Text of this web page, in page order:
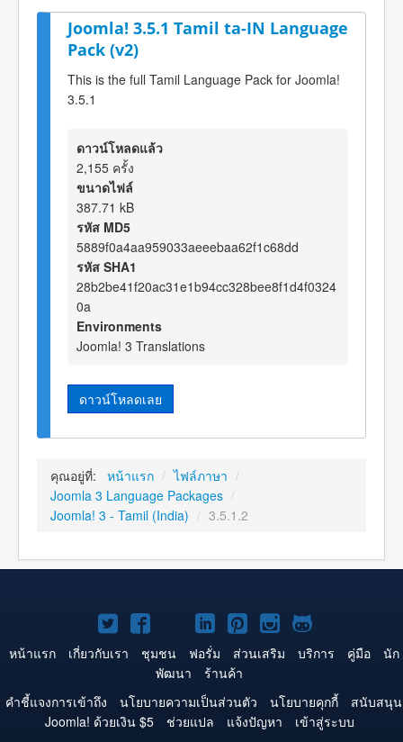
Joomla! 3.5.1 Tamil ta-IN Language
Pack (v2)
This is the full Tamil Language Pack for Joomla!
3.5.1
ดาวน์โหลดแล้ว
2,155 ครั้ง
ขนาดไฟล์
387.71 kB
รหัส MD5
5889f0a4aa959033aeeebaa62f1c68dd
รหัส SHA1
28b2be41f20ac31e1b94cc328bee8f1d4f0324
0a
Environments
Joomla! 3 Translations
ดาวน์โหลดเลย
คุณอยู่ที่: หน้าแรก / ไฟล์ภาษา /
Joomla 3 Language Packages /
Joomla! 3 - Tamil (India) / 3.5.1.2
Joomla!
บน
Twitter
Joomla!
บน
Facebook
Joomla!
บน
YouTube
Joomla!
บน
LinkedIn
Joomla!
บน
Pinterest
Joomla!
บน
Joomla!
บน
หน้าแรก เกี่ยวกับเรา ชุมชน ฟอรั่ม ส่วนเสริม บริการ คู่มือ
นัก
พัฒนา
ร้านค้า
คำชี้แจงการเข้าถึง
นโยบายความเป็นส่วนตัว นโยบายคุกกี้
สนับสนุน
Joomla! ด้วยเงิน $5
ช่วยแปล แจ้งปัญหา
เข้าสู่ระบบ